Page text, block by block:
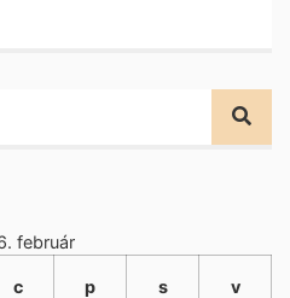
február
c p s v